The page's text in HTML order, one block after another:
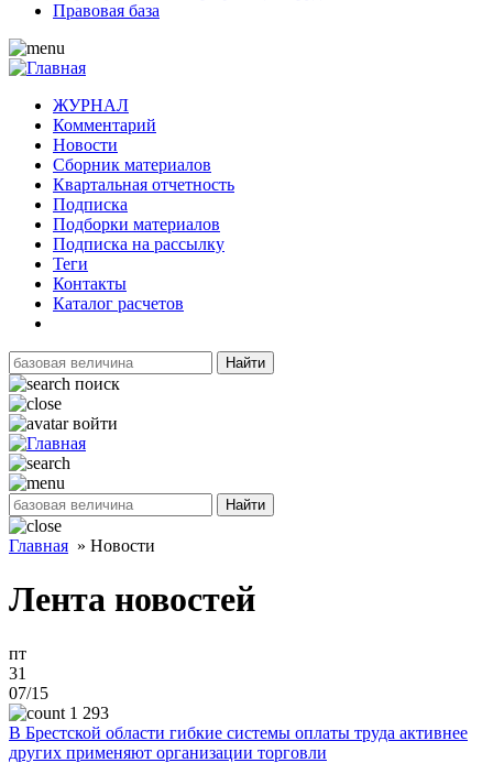
Правовая база
ЖУРНАЛ
Комментарий
Новости
Сборник материалов
Квартальная отчетность
Подписка
Подборки материалов
Подписка на рассылку
Теги
Контакты
Каталог расчетов
Найти
поиск
войти
Найти
Главная » Новости
Лента новостей
пт
31
07/15
1 293
В Брестской области гибкие системы оплаты труда активнее
других применяют организации торговли